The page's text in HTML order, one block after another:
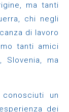
ma tanti
chi negli
di lavoro
tanti amici
Slovenia, ma
un
dei